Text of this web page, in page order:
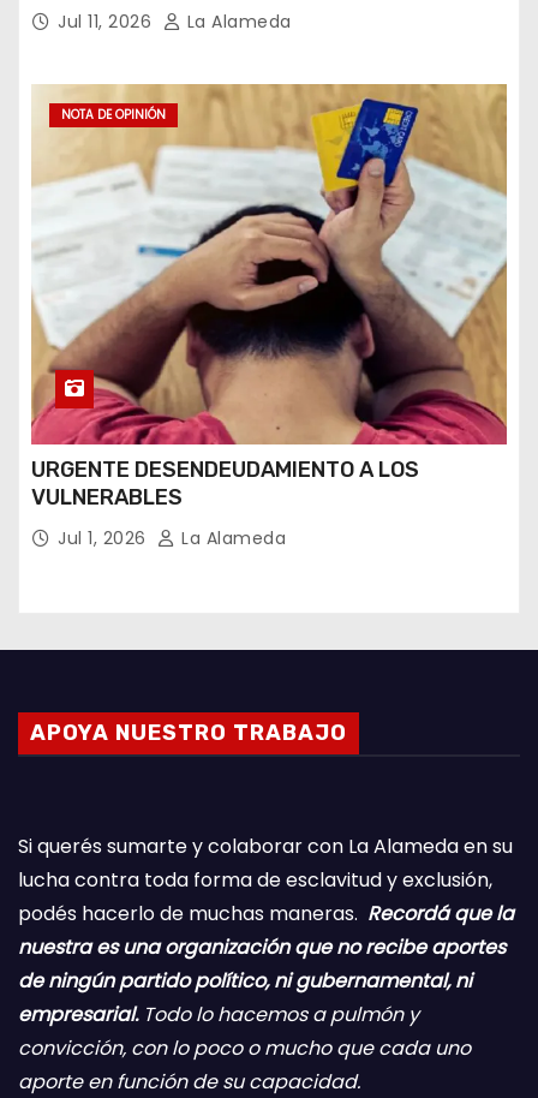
Jul 11, 2026 La Alameda
NOTA DE OPINIÓN
URGENTE DESENDEUDAMIENTO A LOS
VULNERABLES
Jul 1, 2026 La Alameda
APOYA NUESTRO TRABAJO
Si querés sumarte y colaborar con La Alameda en su
lucha contra toda forma de esclavitud y exclusión,
podés hacerlo de muchas maneras. Recordá que la
nuestra es una organización que no recibe aportes
de ningún partido político, ni gubernamental, ni
empresarial.Todo lo hacemos a pulmón y
convicción, con lo poco o mucho que cada uno
aporte en función de su capacidad.